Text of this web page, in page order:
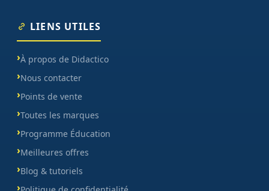
LIENS UTILES
À propos de Didactico
Nous contacter
Points de vente
Toutes les marques
Programme Éducation
Meilleures offres
Blog & tutoriels